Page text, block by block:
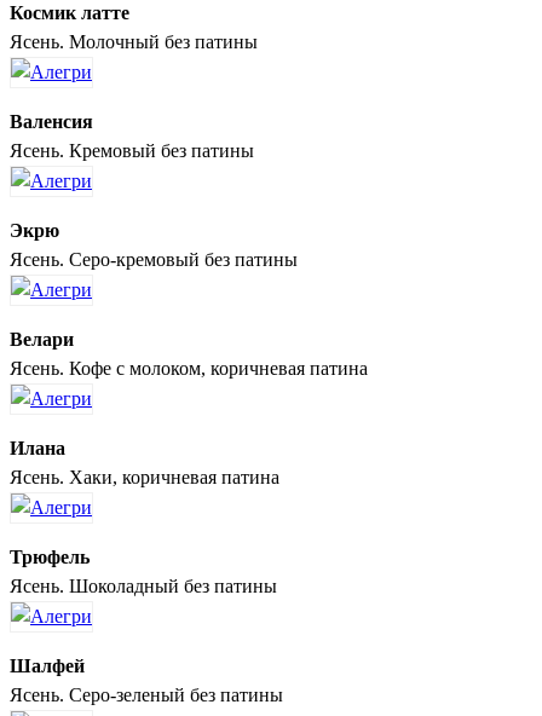
Космик латте
Ясень. Молочный без патины
Валенсия
Ясень. Кремовый без патины
Экрю
Ясень. Серо-кремовый без патины
Велари
Ясень. Кофе с молоком, коричневая патина
Илана
Ясень. Хаки, коричневая патина
Трюфель
Ясень. Шоколадный без патины
Шалфей
Ясень. Серо-зеленый без патины